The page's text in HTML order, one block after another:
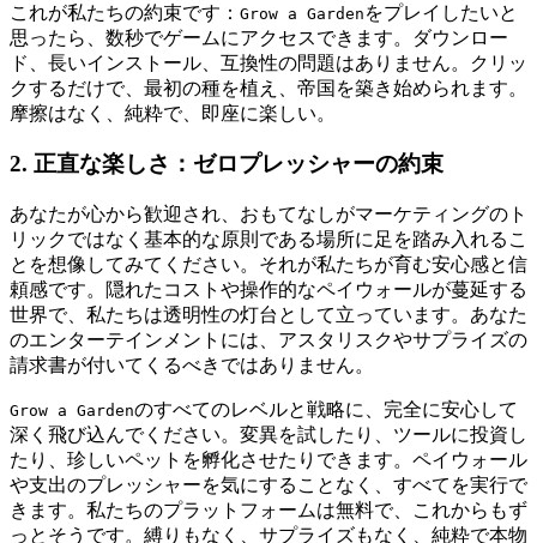
これが私たちの約束です： Grow a Garden をプレイしたいと
思ったら、数秒でゲームにアクセスできます。ダウンロー
ド、長いインストール、互換性の問題はありません。クリッ
クするだけで、最初の種を植え、帝国を築き始められます。
摩擦はなく、純粋で、即座に楽しい。
2. 正直な楽しさ：ゼロプレッシャーの約束
あなたが心から歓迎され、おもてなしがマーケティングのト
リックではなく基本的な原則である場所に足を踏み入れるこ
とを想像してみてください。それが私たちが育む安心感と信
頼感です。隠れたコストや操作的なペイウォールが蔓延する
世界で、私たちは透明性の灯台として立っています。あなた
のエンターテインメントには、アスタリスクやサプライズの
請求書が付いてくるべきではありません。
Grow a Gardenのすべてのレベルと戦略に、完全に安心して
深く飛び込んでください。変異を試したり、ツールに投資し
たり、珍しいペットを孵化させたりできます。ペイウォール
や支出のプレッシャーを気にすることなく、すべてを実行で
きます。私たちのプラットフォームは無料で、これからもず
っとそうです。縛りもなく、サプライズもなく、純粋で本物